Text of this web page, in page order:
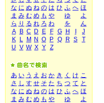
な に ぬ ね の は ひ ふ へ ほ
ま み む め も や ゆ
よ
ら り る れ ろ わ を
ん
A
B C D E F G H
J
K
L M N O P Q R S
T
U V W X Y Z
あ い う え お か き く け こ
さ し す せ そ た ち つ て と
な に ぬ ね の は ひ ふ へ ほ
ま み む め も や ゆ
よ